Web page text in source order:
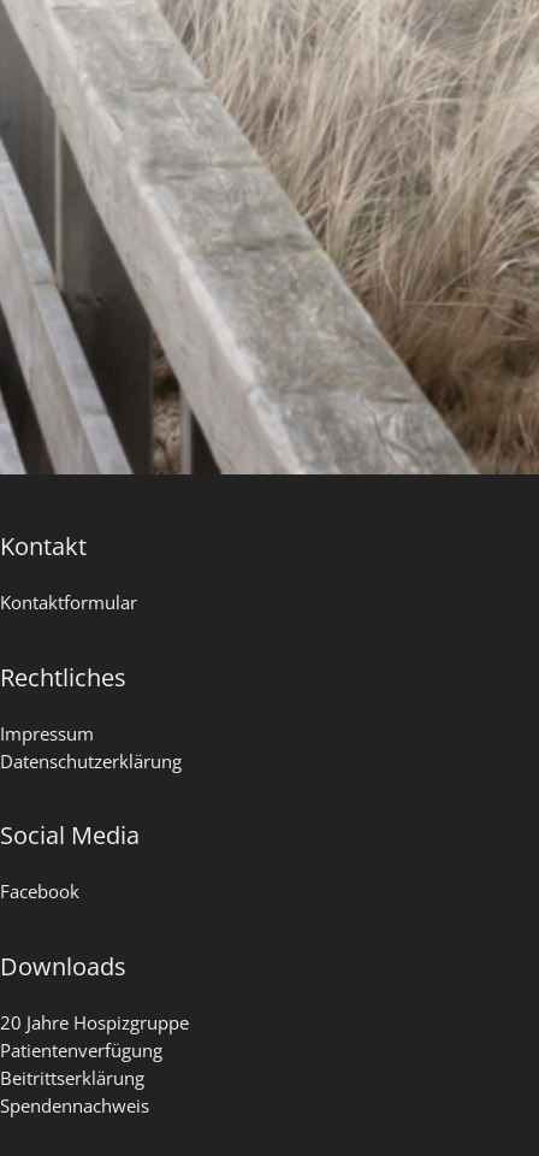
Kontakt
Kontaktformular
Rechtliches
Impressum
Datenschutzerklärung
Social Media
Facebook
Downloads
20 Jahre Hospizgruppe
Patientenverfügung
Beitrittserklärung
Spendennachweis